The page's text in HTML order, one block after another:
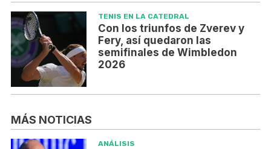
TENIS EN LA CATEDRAL
Con los triunfos de Zverev y
Fery, así quedaron las
semifinales de Wimbledon
2026
MÁS NOTICIAS
ANÁLISIS